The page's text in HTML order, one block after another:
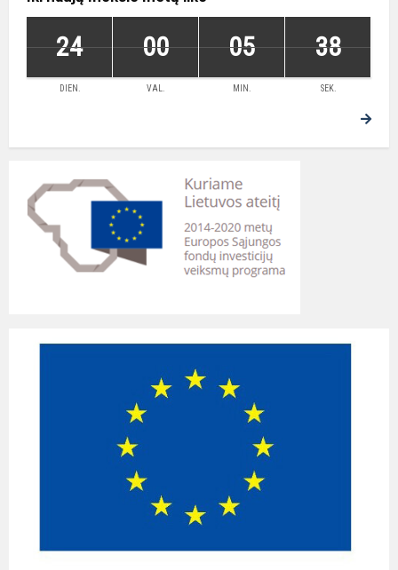
24 00 05 38
DIEN. VAL. MIN. SEK.